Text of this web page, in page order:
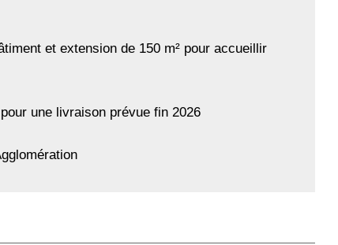
et extension de 150 m² pour accueillir
une livraison prévue fin 2026